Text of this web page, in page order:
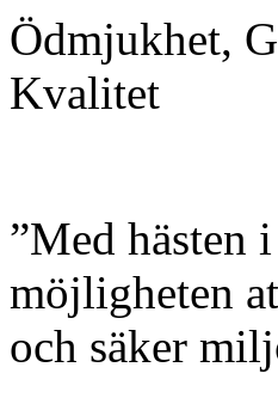
Ödmjukhet,
Kvalitet
”Med
möjligheten
och säker